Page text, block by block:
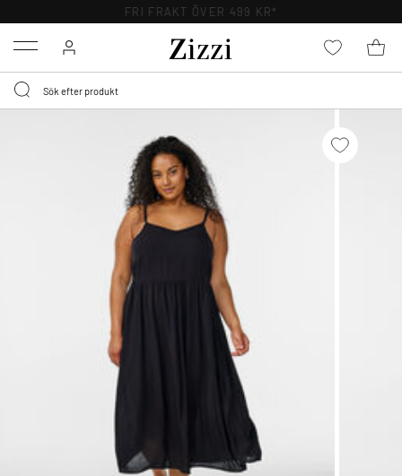
FRI FRAKT ÖVER 499 KR*
Menu